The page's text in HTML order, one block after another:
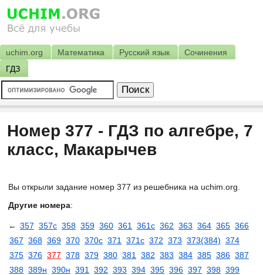
uchim.org Математика Русский язык
Сочинения
ГДЗ
Номер 377 - ГДЗ по алгебре, 7
класс, Макарычев
Вы открыли задание номер 377 из решебника на uchim.org.
Другие номера:
← 357 357с 358 359 360 361 361с 362 363 364 365 366
367 368 369 370 370с 371 371с 372 373 373(384) 374
375 376 377 378 379 380 381 382 383 384 385 386 387
388 389н 390н 391 392 393 394 395 396 397 398 399